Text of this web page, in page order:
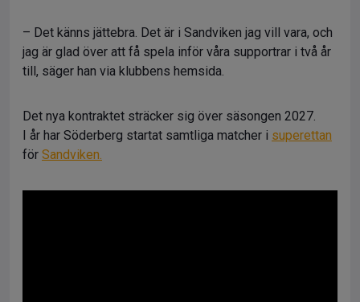
– Det känns jättebra. Det är i Sandviken jag vill vara, och
jag är glad över att få spela inför våra supportrar i två år
till, säger han via klubbens hemsida.
Det nya kontraktet sträcker sig över säsongen 2027.
I år har Söderberg startat samtliga matcher i superettan
för Sandviken.